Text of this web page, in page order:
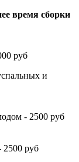
время сборки
руб
и
- 2500 руб
2500 руб